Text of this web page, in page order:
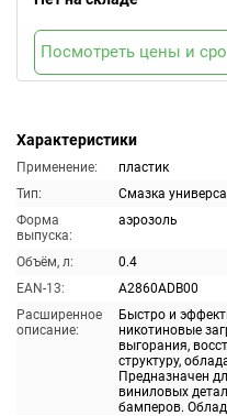
Характеристики
Применение:
пластик
Тип:
Смазка
Форма
выпуска:
аэрозоль
Объём, л:
0.4
EAN-13:
A2860ADB00
Расширенное
описание:
Быстро и
никотиновые
выгорания,
структуру,
Предназначен
виниловых
бамперов.
Посмотреть цены и